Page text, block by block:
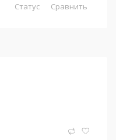
Статус Сравнить